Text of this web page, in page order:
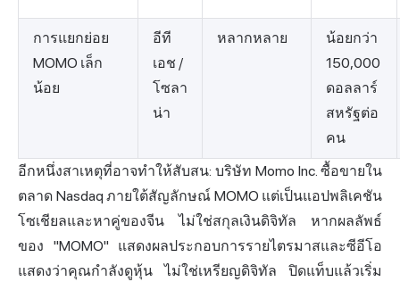
การแยกย่อย
MOMO เล็ก
น้อย
อีที
เอช /
โซลา
น่า
หลากหลาย
น้อยกว่า
150,000
ดอลลาร์
สหรัฐต่อ
คน
อีกหนึ่งสาเหตุที่อาจทำให้สับสน: บริษัท Momo Inc. ซื้อขายใน
ตลาด Nasdaq ภายใต้สัญลักษณ์ MOMO แต่เป็นแอปพลิเคชัน
โซเชียลและหาคู่ของจีน ไม่ใช่สกุลเงินดิจิทัล หากผลลัพธ์
ของ "MOMO" แสดงผลประกอบการรายไตรมาสและซีอีโอ
แสดงว่าคุณกำลังดูหุ้น ไม่ใช่เหรียญดิจิทัล ปิดแท็บแล้วเริ่ม